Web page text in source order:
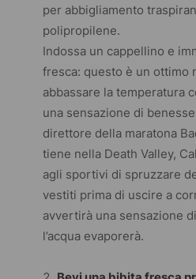
per abbigliamento
polipropilene.
Indossa un cappellino e
fresca: questo è un ottimo
abbassare la temperatura
una sensazione di
direttore della maratona
tiene nella Death Valley,
agli sportivi di spruzzare
vestiti prima di uscire a
avvertirà una sensazione
l’acqua evaporerà.